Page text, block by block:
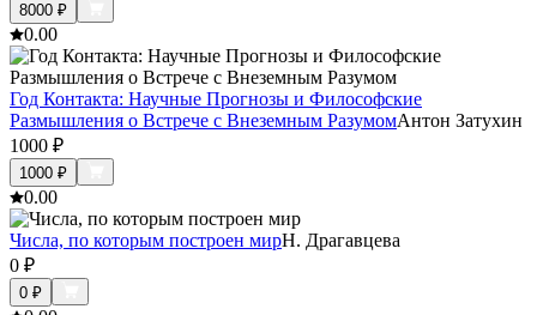
8000 ₽
0.00
Год Контакта: Научные Прогнозы и Философские
Размышления о Встрече с Внеземным РазумомАнтон Затухин
1000 ₽
1000 ₽
0.00
Числа, по которым построен мирН. Драгавцева
0 ₽
0 ₽